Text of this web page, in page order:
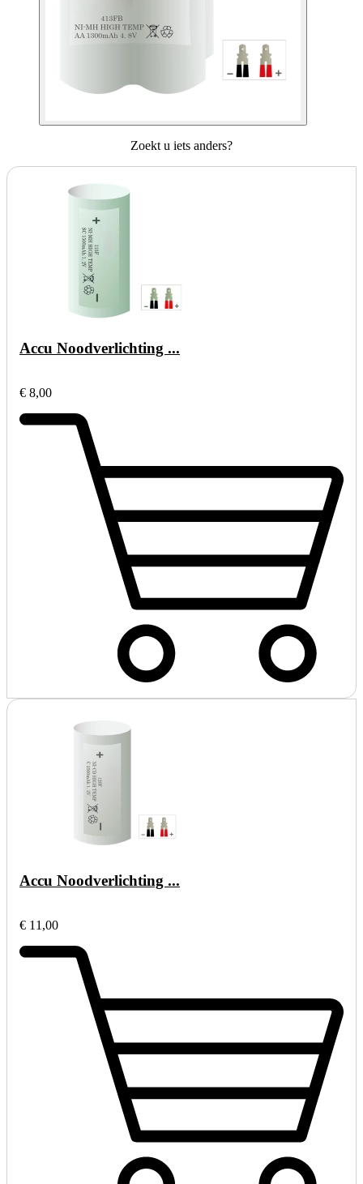
Zoekt u iets anders?
Accu Noodverlichting ...
€ 8,00
Accu Noodverlichting ...
€ 11,00